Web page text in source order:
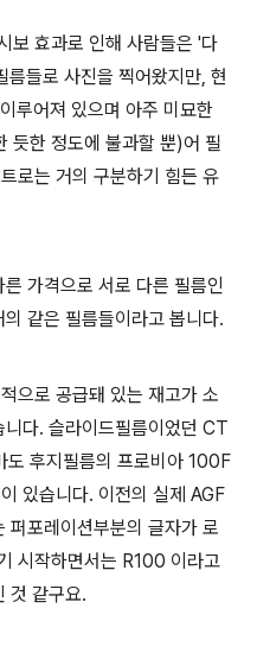
보 효과로 인해 사람들은 '다
들로 사진을 찍어왔지만, 현
루어져 있으며 아주 미묘한
듯한 정도에 불과할 뿐)어 필
로는 거의 구분하기 힘든 유
가격으로 서로 다른 필름인
같은 필름들이라고 봅니다.
으로 공급돼 있는 재고가 소
다. 슬라이드필름이었던 CT
후지필름의 프로비아 100F
있습니다. 이전의 실제 AGF
포레이션부분의 글자가 로
시작하면서는 R100 이라고
것 같구요.